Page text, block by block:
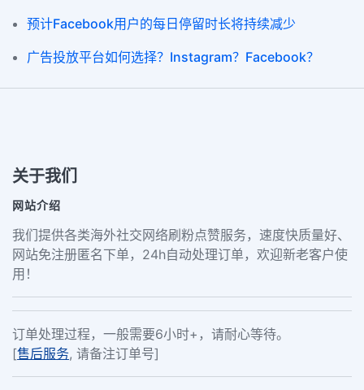
预计Facebook用户的每日停留时长将持续减少
广告投放平台如何选择？Instagram？Facebook？
关于我们
网站介绍
我们提供各类海外社交网络刷粉点赞服务，速度快质量好、
网站免注册匿名下单，24h自动处理订单，欢迎新老客户使
用！
订单处理过程，一般需要6小时+，请耐心等待。
[售后服务, 请备注订单号]